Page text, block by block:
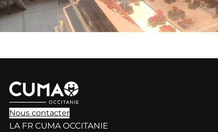
Nous contacter
LA FR CUMA OCCITANIE